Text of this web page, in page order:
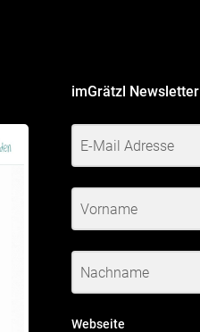
imGrätzl Newsletter
Webseite